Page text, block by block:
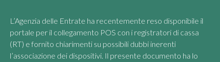
L’Agenzia delle Entrate ha recentemente reso disponibile il
portale per il collegamento POS con i registratori di cassa
(RT) e fornito chiarimenti su possibili dubbi inerenti
l’associazione dei dispositivi. Il presente documento ha lo